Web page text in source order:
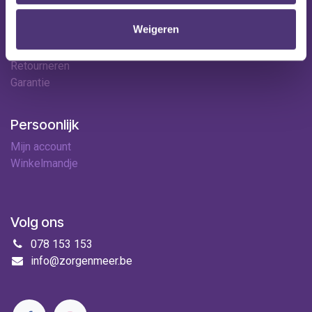
Weigeren
Contact
Betaalopties
Retourneren
Garantie
Persoonlijk
Mijn account
Winkelmandje
Volg ons
078 153 153
info@zorgenmeer.be